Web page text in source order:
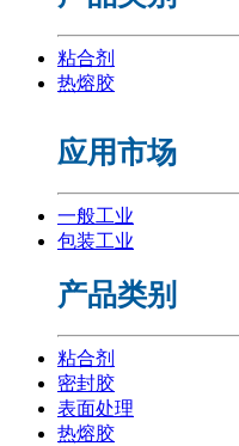
粘合剂
热熔胶
应用市场
一般工业
包装工业
产品类别
粘合剂
密封胶
表面处理
热熔胶